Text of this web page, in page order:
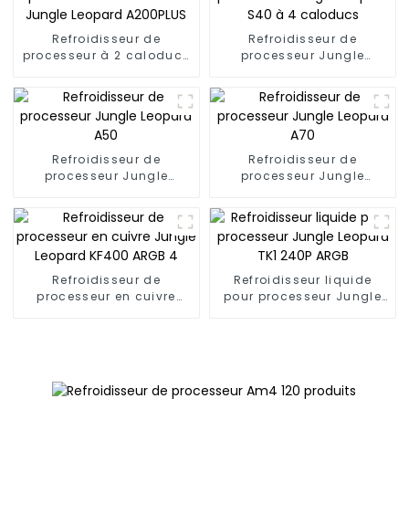
Refroidisseur de
processeur à 2 caloducs
Refroidisseur de
processeur Jungle
caloducs
Refroidisseur de
processeur Jungle
Refroidisseur de
processeur Jungle
Refroidisseur de
processeur en cuivre
Refroidisseur liquide
pour processeur Jungle